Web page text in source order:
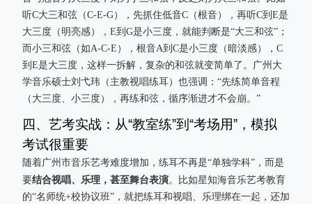
听C大三和弦（C-E-G），先抓住低音C（根音），再听C到E是
大三度（明亮感），E到G是小三度，就能判断是“大三和弦”；
而小三和弦（如A-C-E），根音A到C是小三度（暗淡感），C
到E是大三度，这样一拆解，复杂的和弦就变简单了。广州大
学音乐硕士刘弋玮（主教视唱练耳）也强调：“先练简单音程
（大三度、小三度），再练和弦，循序渐进才不会崩。”
四、艺考实战：从“教室练”到“考场用”，模拟
考试很重要
随着广州市音乐艺考难度增加，练耳不再是“单独学科”，而是
要结合视唱、乐理，甚至舞台表演。比如星知海音乐艺考教育
的“名师统+校协议班”，就把练耳和视唱、乐理绑在一起，还加